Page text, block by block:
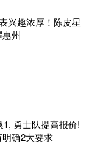
兴趣浓厚！陈皮星
惠州
勇士队提高报价!
确2大要求